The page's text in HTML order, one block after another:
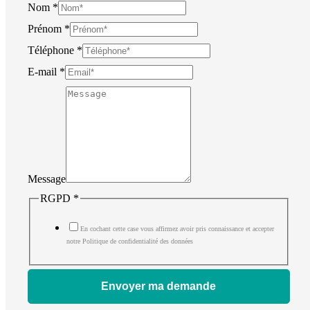
Nom *
Prénom *
Téléphone *
E-mail *
Message
RGPD *
En cochant cette case vous affirmez avoir pris connaissance et accepter
notre Politique de confidentialité des données
Envoyer ma demande